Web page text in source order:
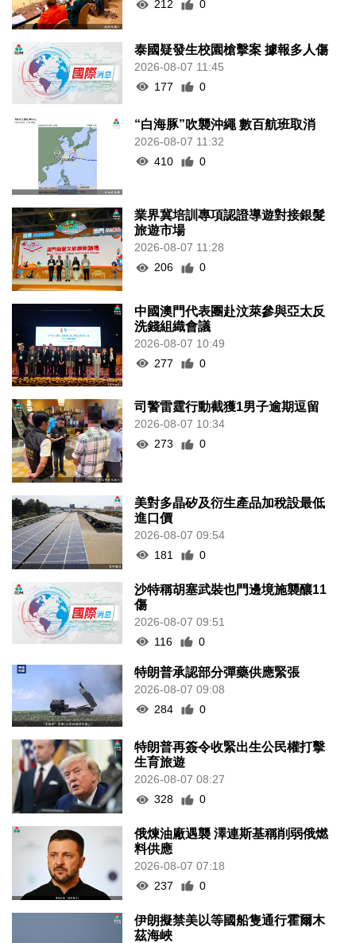
212
0
泰國疑發生校園槍擊案 據報多人傷
2026-08-07 11:45
177
0
“白海豚”吹襲沖繩 數百航班取消
2026-08-07 11:32
410
0
業界冀培訓專項認證導遊對接銀髮
旅遊市場
2026-08-07 11:28
206
0
中國澳門代表團赴汶萊參與亞太反
洗錢組織會議
2026-08-07 10:49
277
0
司警雷霆行動截獲1男子逾期逗留
2026-08-07 10:34
273
0
美對多晶矽及衍生產品加稅設最低
進口價
2026-08-07 09:54
181
0
沙特稱胡塞武裝也門邊境施襲釀11
傷
2026-08-07 09:51
116
0
特朗普承認部分彈藥供應緊張
2026-08-07 09:08
284
0
特朗普再簽令收緊出生公民權打擊
生育旅遊
2026-08-07 08:27
328
0
俄煉油廠遇襲 澤連斯基稱削弱俄燃
料供應
2026-08-07 07:18
237
0
伊朗擬禁美以等國船隻通行霍爾木
茲海峽